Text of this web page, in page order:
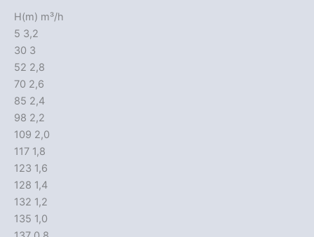
H(m) m³/h
5 3,2
30 3
52 2,8
70 2,6
85 2,4
98 2,2
109 2,0
117 1,8
123 1,6
128 1,4
132 1,2
135 1,0